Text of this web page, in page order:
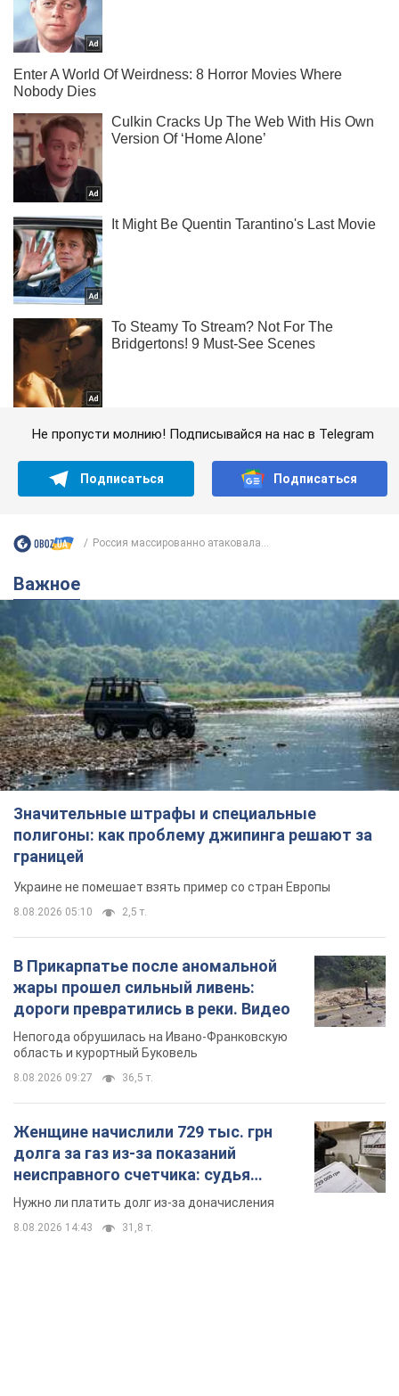
Не пропусти молнию! Подписывайся на нас в Telegram
Подписаться Подписаться
Россия массированно атаковала...
Важное
Значительные штрафы и специальные
полигоны: как проблему джипинга решают за
границей
Украине не помешает взять пример со стран Европы
8.08.2026 05:10 2,5 т.
В Прикарпатье после аномальной
жары прошел сильный ливень:
дороги превратились в реки. Видео
Непогода обрушилась на Ивано-Франковскую
область и курортный Буковель
8.08.2026 09:27 36,5 т.
Женщине начислили 729 тыс. грн
долга за газ из-за показаний
неисправного счетчика: судья
вынес неожиданное решение
Нужно ли платить долг из-за доначисления
8.08.2026 14:43 31,8 т.